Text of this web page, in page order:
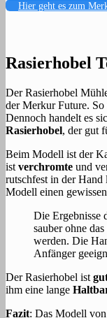
Hier geht es zum
Rasierhobel
Der Rasierhobel
der Merkur Future. So
Dennoch handelt es
Rasierhobel, der gut
Beim Modell ist der
ist verchromte und
rutschfest in der Hand
Modell einen
Die Ergebnisse
sauber ohne
werden. Die
Anfänger
Der Rasierhobel ist
ihm eine lange
Fazit: Das Modell